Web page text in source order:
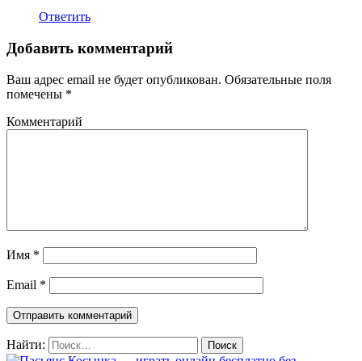
Ответить
Добавить комментарий
Ваш адрес email не будет опубликован. Обязательные поля
помечены *
Комментарий
Имя *
Email *
Найти: